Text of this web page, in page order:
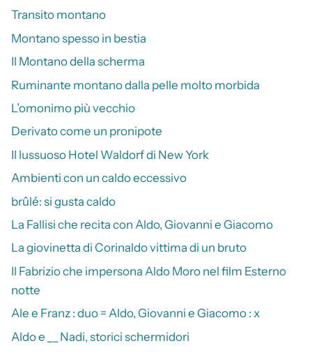
Transito montano
Montano spesso in bestia
Il Montano della scherma
Ruminante montano dalla pelle molto morbida
L’omonimo più vecchio
Derivato come un pronipote
Il lussuoso Hotel Waldorf di New York
Ambienti con un caldo eccessivo
brûlé: si gusta caldo
La Fallisi che recita con Aldo, Giovanni e Giacomo
La giovinetta di Corinaldo vittima di un bruto
Il Fabrizio che impersona Aldo Moro nel film Esterno
notte
Ale e Franz : duo = Aldo, Giovanni e Giacomo : x
Aldo e __ Nadi, storici schermidori